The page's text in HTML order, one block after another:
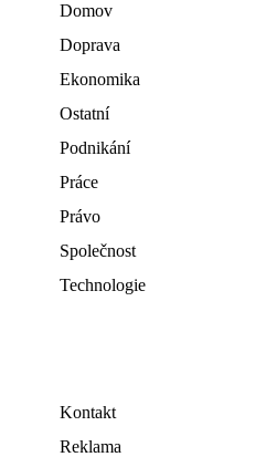
Domov
Doprava
Ekonomika
Ostatní
Podnikání
Práce
Právo
Společnost
Technologie
Kontakt
Reklama